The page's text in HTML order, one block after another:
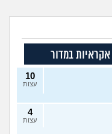
אקראיות במדור
10
עצות
4
עצות